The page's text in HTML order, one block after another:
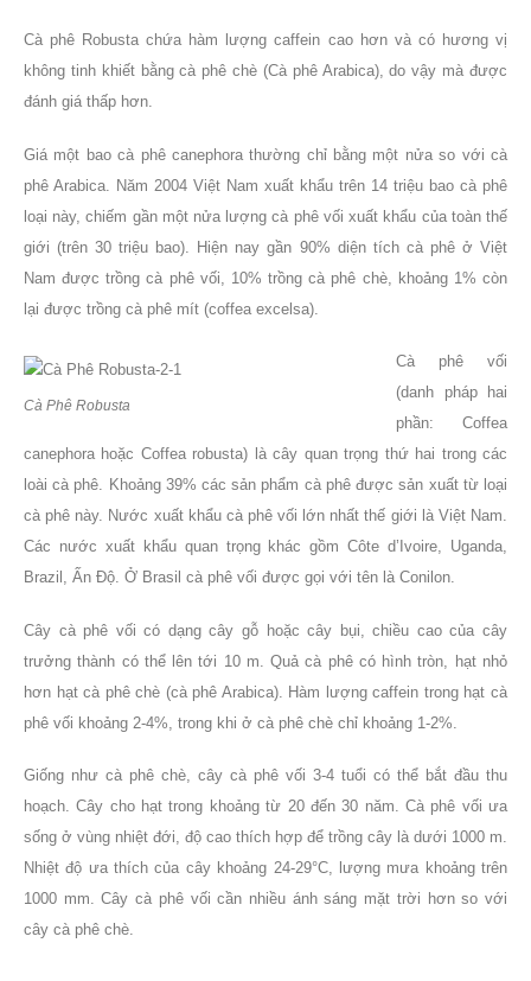
Cà phê Robusta chứa hàm lượng caffein cao hơn và có hương vị
không tinh khiết bằng cà phê chè (Cà phê Arabica), do vậy mà được
đánh giá thấp hơn.
Giá một bao cà phê canephora thường chỉ bằng một nửa so với cà
phê Arabica. Năm 2004 Việt Nam xuất khẩu trên 14 triệu bao cà phê
loại này, chiếm gần một nửa lượng cà phê vối xuất khẩu của toàn thế
giới (trên 30 triệu bao). Hiện nay gần 90% diện tích cà phê ở Việt
Nam được trồng cà phê vối, 10% trồng cà phê chè, khoảng 1% còn
lại được trồng cà phê mít (coffea excelsa).
Cà Phê Robusta
Cà phê vối
(danh pháp hai
phần: Coffea
canephora hoặc Coffea robusta) là cây quan trọng thứ hai trong các
loài cà phê. Khoảng 39% các sản phẩm cà phê được sản xuất từ loại
cà phê này. Nước xuất khẩu cà phê vối lớn nhất thế giới là Việt Nam.
Các nước xuất khẩu quan trọng khác gồm Côte d’Ivoire, Uganda,
Brazil, Ấn Độ. Ở Brasil cà phê vối được gọi với tên là Conilon.
Cây cà phê vối có dạng cây gỗ hoặc cây bụi, chiều cao của cây
trưởng thành có thể lên tới 10 m. Quả cà phê có hình tròn, hạt nhỏ
hơn hạt cà phê chè (cà phê Arabica). Hàm lượng caffein trong hạt cà
phê vối khoảng 2-4%, trong khi ở cà phê chè chỉ khoảng 1-2%.
Giống như cà phê chè, cây cà phê vối 3-4 tuổi có thể bắt đầu thu
hoạch. Cây cho hạt trong khoảng từ 20 đến 30 năm. Cà phê vối ưa
sống ở vùng nhiệt đới, độ cao thích hợp để trồng cây là dưới 1000 m.
Nhiệt độ ưa thích của cây khoảng 24-29°C, lượng mưa khoảng trên
1000 mm. Cây cà phê vối cần nhiều ánh sáng mặt trời hơn so với
cây cà phê chè.